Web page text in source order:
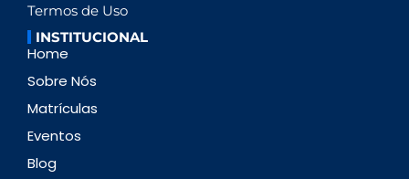
Termos de Uso
INSTITUCIONAL
Home
Sobre Nós
Matrículas
Eventos
Blog